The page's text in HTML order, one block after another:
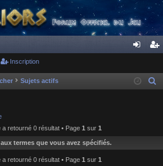
ne cri
Inscription
Sujets actifs
a retourné 0 résultat • Page 1 sur 1
termes que vous avez spécifiés.
a retourné 0 résultat • Page 1 sur 1